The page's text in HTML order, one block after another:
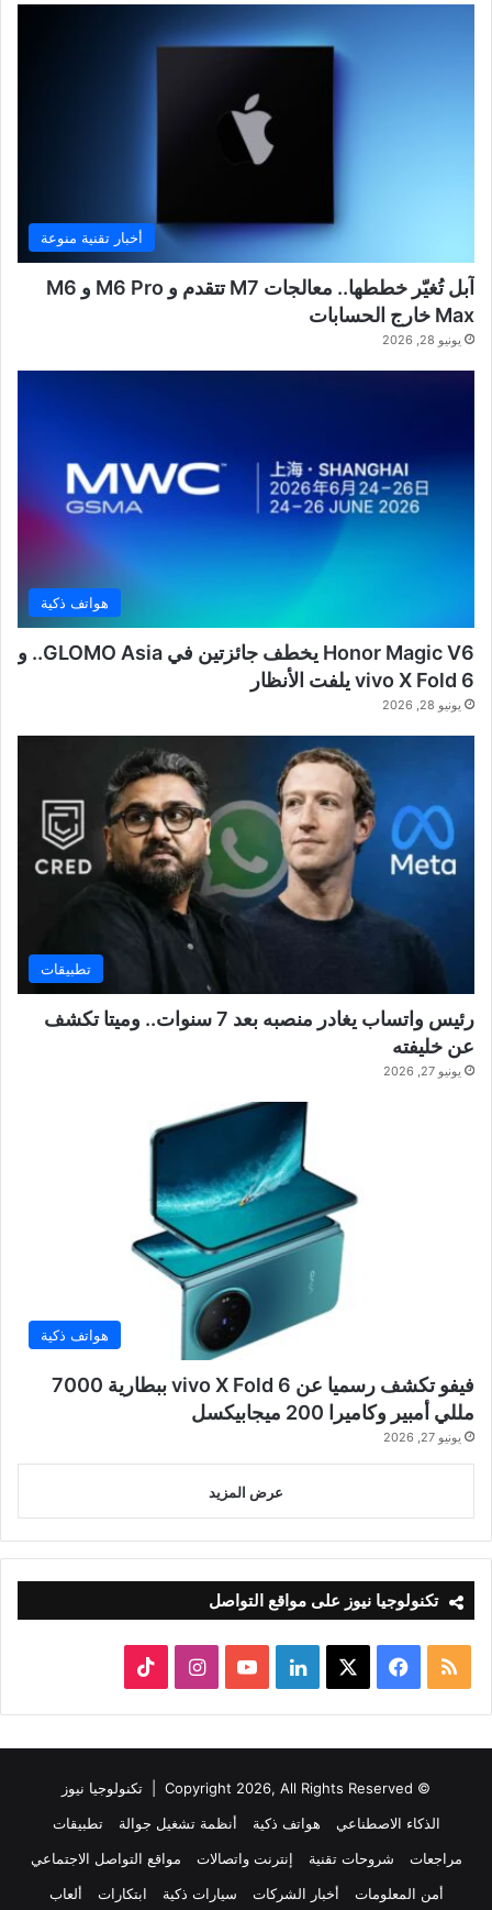
أخبار تقنية منوعة
آبل تُغيّر خططها.. معالجات M7 تتقدم و M6 Pro و M6
Max خارج الحسابات
يونيو 28, 2026
هواتف ذكية
Honor Magic V6 يخطف جائزتين في GLOMO Asia.. و
vivo X Fold 6 يلفت الأنظار
يونيو 28, 2026
تطبيقات
رئيس واتساب يغادر منصبه بعد 7 سنوات.. وميتا تكشف
عن خليفته
يونيو 27, 2026
هواتف ذكية
فيفو تكشف رسميا عن vivo X Fold 6 ببطارية 7000
مللي أمبير وكاميرا 200 ميجابيكسل
يونيو 27, 2026
عرض المزيد
تكنولوجيا نيوز على مواقع التواصل
ملخص
الموقع
RSS
فيسبوك لينكدإن‫YouTubeانستقرام
© Copyright 2026, All Rights Reserved |
تكنولوجيا نيوز
الذكاء الاصطناعي
هواتف ذكية أنظمة تشغيل جوالة
تطبيقات
مراجعات
شروحات تقنية إنترنت واتصالات
مواقع التواصل الاجتماعي
أمن المعلومات
أخبار الشركات سيارات ذكية ابتكارات ألعاب